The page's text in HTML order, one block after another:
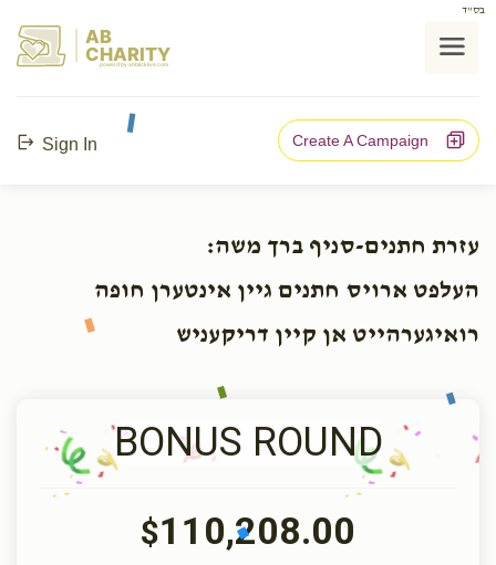
בס"ד
AB
CHARITY
powerd by ahblicklive.com
Sign In Create A Campaign
עזרת חתנים-סניף ברך משה:
העלפט ארויס חתנים גיין אינטערן חופה
רואיגערהייט אן קיין דריקעניש
BONUS ROUND
$110,208.00